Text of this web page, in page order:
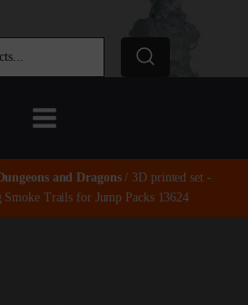
and Dragons/ 3D printed set -
Trails for Jump Packs 13624